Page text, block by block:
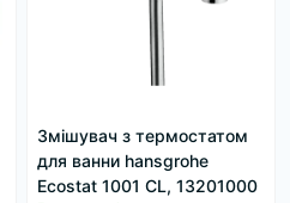
Змішувач з термостатом
для ванни hansgrohe
Ecostat 1001 CL, 13201000